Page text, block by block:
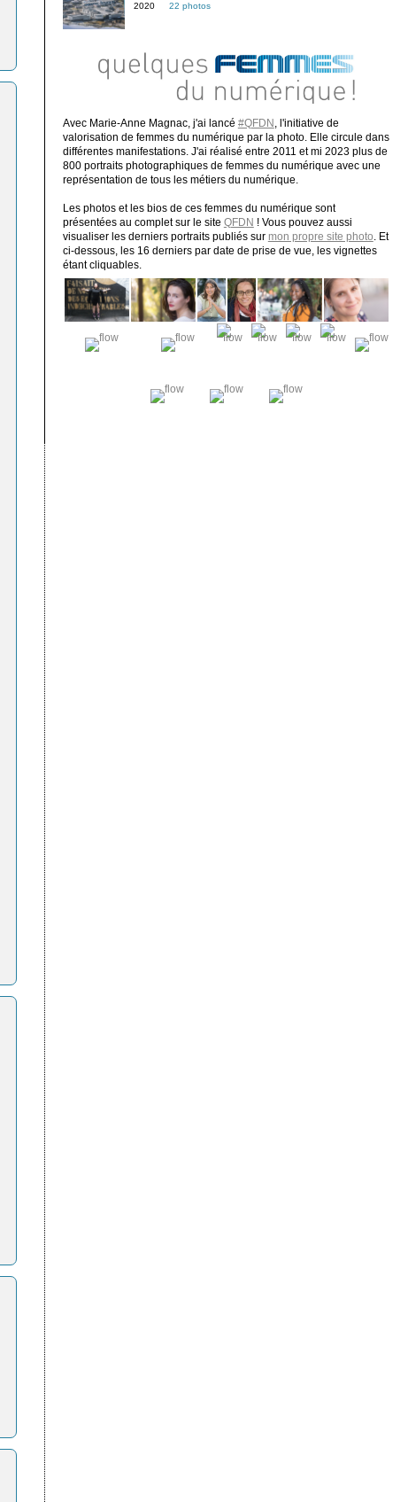
2020 22 photos
Avec Marie-Anne Magnac, j'ai lancé #QFDN
, l'initiative de
valorisation de femmes du numérique par la photo. Elle circule dans
différentes manifestations. J'ai réalisé entre 2011 et mi 2023 plus de
800 portraits photographiques de femmes du numérique avec une
représentation de tous les métiers du numérique.
Les photos et les bios de ces femmes du numérique sont
présentées au complet sur le site QFDN ! Vous pouvez aussi
visualiser les derniers portraits publiés sur mon propre site photo . Et
ci-dessous, les 16 derniers par date de prise de vue, les vignettes
étant cliquables.